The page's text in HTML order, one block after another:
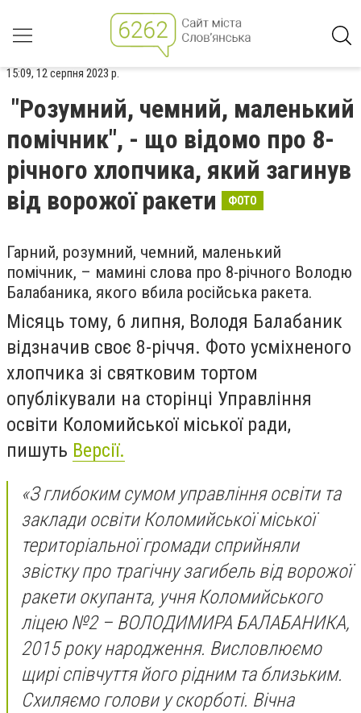
15:09, 12 серпня 2023 р.
"Розумний, чемний, маленький
помічник", - що відомо про 8-
річного хлопчика, який загинув
від ворожої ракети
ФОТО
Гарний, розумний, чемний, маленький
помічник, – мамині слова про 8-річного Володю
Балабаника, якого вбила російська ракета.
Місяць тому, 6 липня, Володя Балабаник
відзначив своє 8-річчя. Фото усміхненого
хлопчика зі святковим тортом
опублікували на сторінці Управління
освіти Коломийської міської ради,
пишуть Версії.
«З глибоким сумом управління освіти та
заклади освіти Коломийської міської
територіальної громади сприйняли
звістку про трагічну загибель від ворожої
ракети окупанта, учня Коломийського
ліцею №2 – ВОЛОДИМИРА БАЛАБАНИКА,
2015 року народження. Висловлюємо
щирі співчуття його рідним та близьким.
Схиляємо голови у скорботі. Вічна